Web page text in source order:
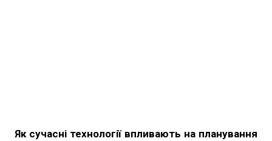
Як сучасні технології впливають на планування